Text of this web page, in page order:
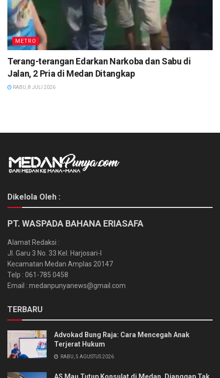
METRO
Terang-terangan Edarkan Narkoba dan Sabu di
Jalan, 2 Pria di Medan Ditangkap
RABU, 8 JULI 2026
Dikelola Oleh :
PT. WASPADA BAHANA ERIASAFA
Alamat Redaksi :
Jl. Garu 3 No. 33 Kel. Harjosari-I
Kecamatan Medan Amplas 20147
Telp : 061-785 0458
Email : medanpunyanews@gmail.com
TERBARU
Advokad Bung Raja: Cara Mencegah Anak
Terjerat Hukum
RABU, 5 AGUSTUS 2026